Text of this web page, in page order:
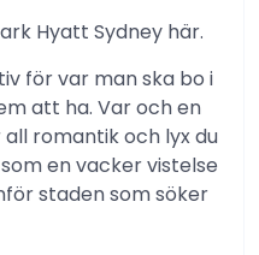
Hyatt Sydney här.
för var man ska bo i
att ha. Var och en
romantik och lyx du
en vacker vistelse
staden som söker